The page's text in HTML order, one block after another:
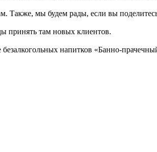
Также, мы будем рады, если вы
принять там новых клиентов.
напитков «Банно-